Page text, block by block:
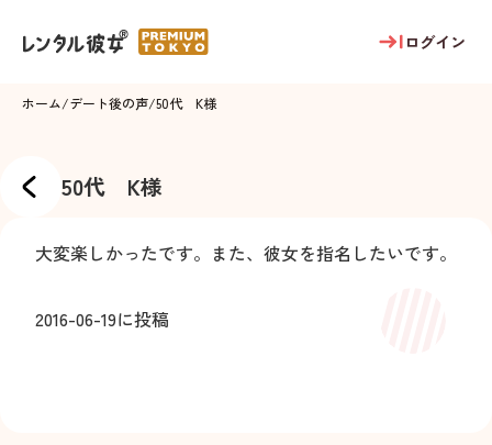
ログイン
ホーム/デート後の声/50代 K様
50代 K様
大変楽しかったです。また、彼女を指名したいです。
2016-06-19に投稿